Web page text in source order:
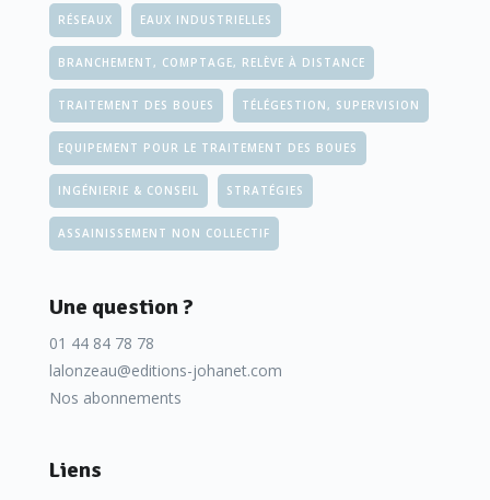
RÉSEAUX EAUX INDUSTRIELLES
BRANCHEMENT, COMPTAGE, RELÈVE À DISTANCE
TRAITEMENT DES BOUES TÉLÉGESTION, SUPERVISION
EQUIPEMENT POUR LE TRAITEMENT DES BOUES
INGÉNIERIE & CONSEIL STRATÉGIES
ASSAINISSEMENT NON COLLECTIF
Une question ?
01 44 84 78 78
lalonzeau@editions-johanet.com
Nos abonnements
Liens